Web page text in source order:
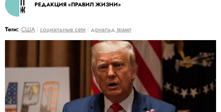
РЕДАКЦИЯ «ПРАВИЛ ЖИЗНИ»
Теги: США социальные сети дональд трамп